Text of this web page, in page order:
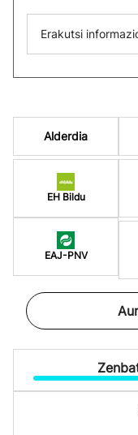
Erakutsi
Alderdia
EH Bildu
EAJ-PNV